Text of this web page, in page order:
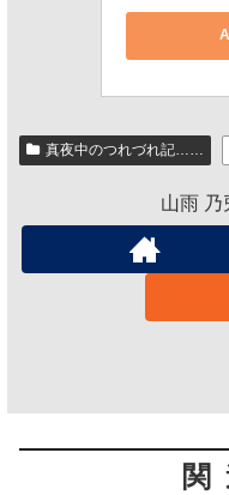
真夜中のつれづれ記……
山雨 乃